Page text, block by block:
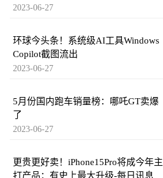
2023-06-27
环球今头条！系统级AI工具Windows
Copilot截图流出
2023-06-27
5月份国内跑车销量榜：哪吒GT卖爆
了
2023-06-27
更贵更好卖！iPhone15Pro将成今年主
打产品：有史上最大升级-每日讯息